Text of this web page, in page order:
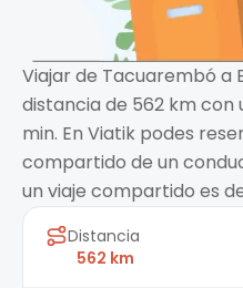
Viajar de Tacuarembó a
distancia de 562 km con
min. En Viatik podes
compartido de un
un viaje compartido es
Distancia
562 km